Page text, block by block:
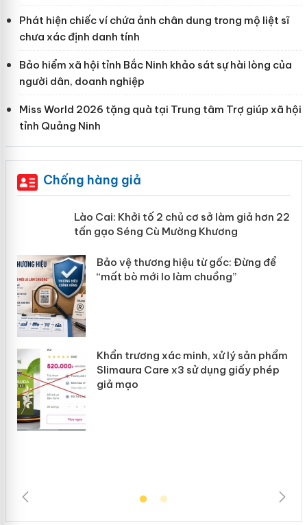
Phát hiện chiếc ví chứa ảnh chân dung trong mộ liệt sĩ
chưa xác định danh tính
Bảo hiểm xã hội tỉnh Bắc Ninh khảo sát sự hài lòng của
người dân, doanh nghiệp
Miss World 2026 tặng quà tại Trung tâm Trợ giúp xã hội
tỉnh Quảng Ninh
Chống hàng giả
Lào Cai: Khởi tố 2 chủ cơ sở làm giả
hơn 22 tấn gạo Séng Cù Mường